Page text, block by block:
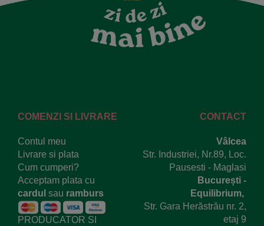
COMENZI SI LIVRARE
Contul meu
Livrare si plata
Cum cumperi?
Acceptam plata cu
cardul sau ramburs
PRODUCATOR SI
CONTACT
Vâlcea
Str. Industriei, Nr.89, Loc.
Pausesti - Maglasi
București -
Equilibrium,
Str. Gara Herăstrău nr. 2,
etaj 9